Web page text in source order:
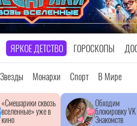
ЯРКОЕ ДЕТСТВО ГОРОСКОПЫ
Звезды Монархи Спорт В Мире
«Смешарики сквозь
вселенные» уже в
кино
Обходим
блокировку VK
Знакомств